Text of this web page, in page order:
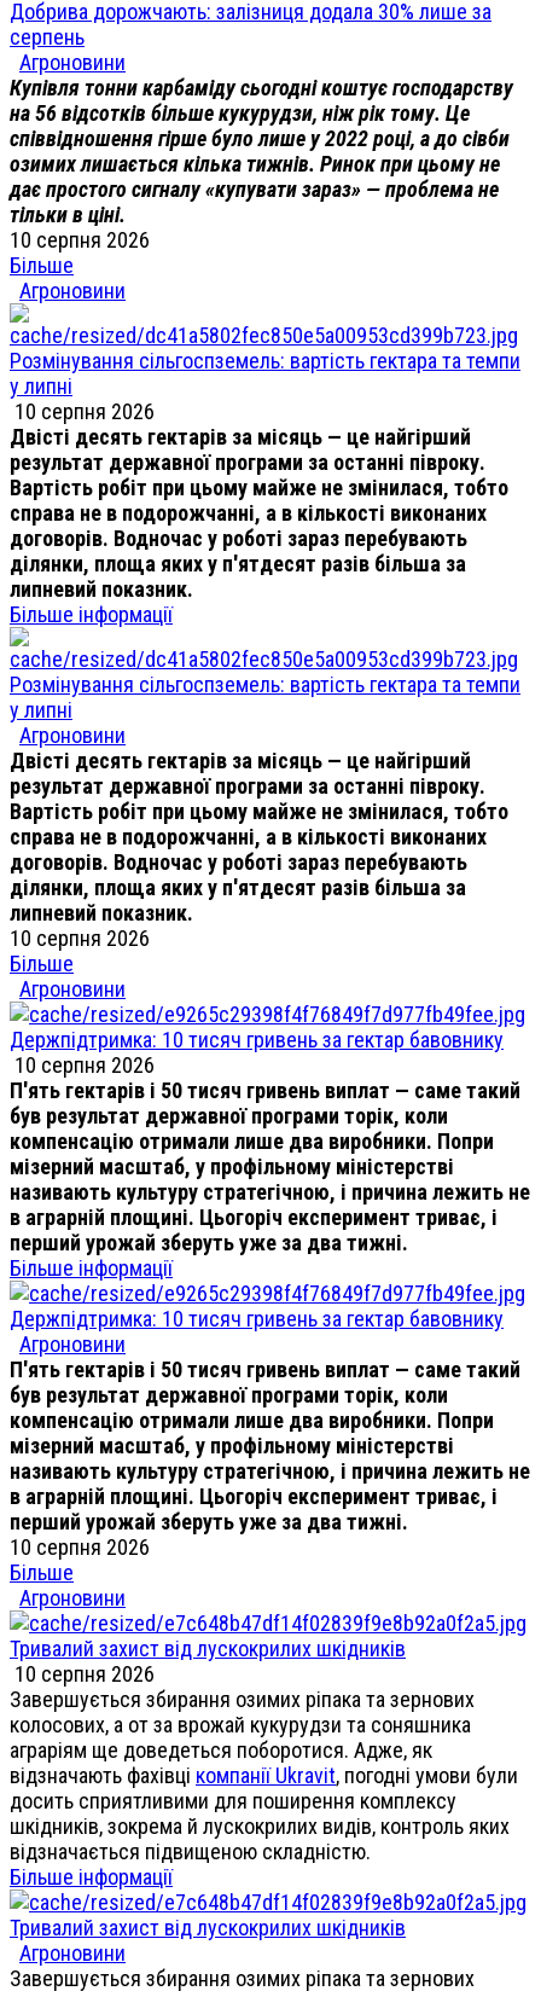
Добрива дорожчають: залізниця додала 30% лише за
серпень
Агроновини
Купівля тонни карбаміду сьогодні коштує господарству
на 56 відсотків більше кукурудзи, ніж рік тому. Це
співвідношення гірше було лише у 2022 році, а до сівби
озимих лишається кілька тижнів. Ринок при цьому не
дає простого сигналу «купувати зараз» — проблема не
тільки в ціні.
10 серпня 2026
Більше
Агроновини
Розмінування сільгоспземель: вартість гектара та темпи
у липні
10 серпня 2026
Двісті десять гектарів за місяць — це найгірший
результат державної програми за останні півроку.
Вартість робіт при цьому майже не змінилася, тобто
справа не в подорожчанні, а в кількості виконаних
договорів. Водночас у роботі зараз перебувають
ділянки, площа яких у п'ятдесят разів більша за
липневий показник.
Більше інформації
Розмінування сільгоспземель: вартість гектара та темпи
у липні
Агроновини
Двісті десять гектарів за місяць — це найгірший
результат державної програми за останні півроку.
Вартість робіт при цьому майже не змінилася, тобто
справа не в подорожчанні, а в кількості виконаних
договорів. Водночас у роботі зараз перебувають
ділянки, площа яких у п'ятдесят разів більша за
липневий показник.
10 серпня 2026
Більше
Агроновини
Держпідтримка: 10 тисяч гривень за гектар бавовнику
10 серпня 2026
П'ять гектарів і 50 тисяч гривень виплат — саме такий
був результат державної програми торік, коли
компенсацію отримали лише два виробники. Попри
мізерний масштаб, у профільному міністерстві
називають культуру стратегічною, і причина лежить не
в аграрній площині. Цьогоріч експеримент триває, і
перший урожай зберуть уже за два тижні.
Більше інформації
Держпідтримка: 10 тисяч гривень за гектар бавовнику
Агроновини
П'ять гектарів і 50 тисяч гривень виплат — саме такий
був результат державної програми торік, коли
компенсацію отримали лише два виробники. Попри
мізерний масштаб, у профільному міністерстві
називають культуру стратегічною, і причина лежить не
в аграрній площині. Цьогоріч експеримент триває, і
перший урожай зберуть уже за два тижні.
10 серпня 2026
Більше
Агроновини
Тривалий захист від лускокрилих шкідників
10 серпня 2026
Завершується збирання озимих ріпака та зернових
колосових, а от за врожай кукурудзи та соняшника
аграріям ще доведеться поборотися. Адже, як
відзначають фахівці компанії Ukravit, погодні умови були
досить сприятливими для поширення комплексу
шкідників, зокрема й лускокрилих видів, контроль яких
відзначається підвищеною складністю.
Більше інформації
Тривалий захист від лускокрилих шкідників
Агроновини
Завершується збирання озимих ріпака та зернових